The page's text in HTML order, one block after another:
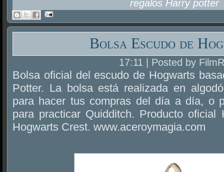
regalos Harry potter
Bolsa Escudo de
17:11 | Posted by
Bolsa oficial del escudo de Hogwarts
Potter. La bolsa está realizada en
para hacer tus compras del día a día, o
para practicar Quidditch. Producto oficial
Hogwarts Crest. www.aceroymagia.com